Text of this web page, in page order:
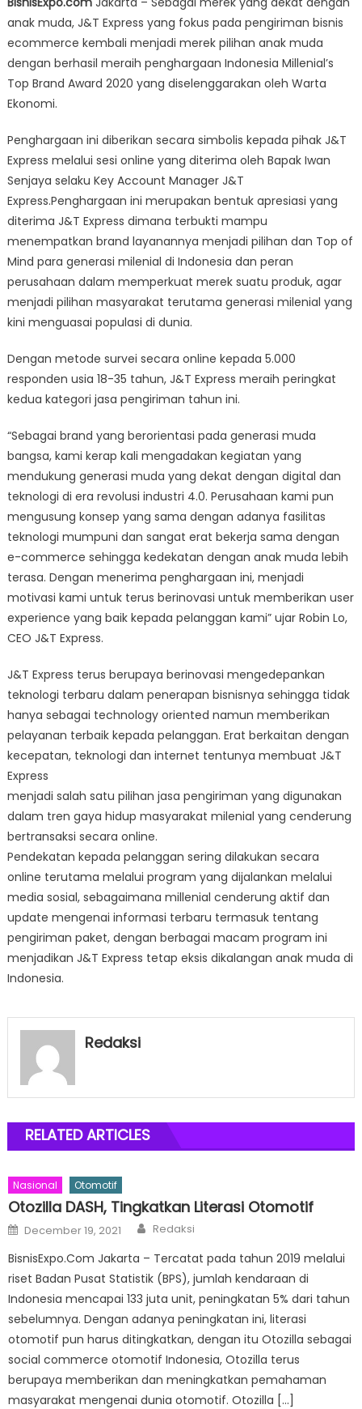
Express
Raih
Penghargaan
Indonesia
Millenial’s
Award
2020
anak muda, J&T Express yang fokus pada pengiriman bisnis
ecommerce kembali menjadi merek pilihan anak muda
dengan berhasil meraih penghargaan Indonesia Millenial’s
Top Brand Award 2020 yang diselenggarakan oleh Warta
Ekonomi.
Penghargaan ini diberikan secara simbolis kepada pihak J&T
Express melalui sesi online yang diterima oleh Bapak Iwan
Senjaya selaku Key Account Manager J&T
Express.Penghargaan ini merupakan bentuk apresiasi yang
diterima J&T Express dimana terbukti mampu
menempatkan brand layanannya menjadi pilihan dan Top of
Mind para generasi milenial di Indonesia dan peran
perusahaan dalam memperkuat merek suatu produk, agar
menjadi pilihan masyarakat terutama generasi milenial yang
kini menguasai populasi di dunia.
Dengan metode survei secara online kepada 5.000
responden usia 18-35 tahun, J&T Express meraih peringkat
kedua kategori jasa pengiriman tahun ini.
“Sebagai brand yang berorientasi pada generasi muda
bangsa, kami kerap kali mengadakan kegiatan yang
mendukung generasi muda yang dekat dengan digital dan
teknologi di era revolusi industri 4.0. Perusahaan kami pun
mengusung konsep yang sama dengan adanya fasilitas
teknologi mumpuni dan sangat erat bekerja sama dengan
e-commerce sehingga kedekatan dengan anak muda lebih
terasa. Dengan menerima penghargaan ini, menjadi
motivasi kami untuk terus berinovasi untuk memberikan user
experience yang baik kepada pelanggan kami” ujar Robin Lo,
CEO J&T Express.
J&T Express terus berupaya berinovasi mengedepankan
teknologi terbaru dalam penerapan bisnisnya sehingga tidak
hanya sebagai technology oriented namun memberikan
pelayanan terbaik kepada pelanggan. Erat berkaitan dengan
kecepatan, teknologi dan internet tentunya membuat J&T
Express
menjadi salah satu pilihan jasa pengiriman yang digunakan
dalam tren gaya hidup masyarakat milenial yang cenderung
bertransaksi secara online.
Pendekatan kepada pelanggan sering dilakukan secara
online terutama melalui program yang dijalankan melalui
media sosial, sebagaimana millenial cenderung aktif dan
update mengenai informasi terbaru termasuk tentang
pengiriman paket, dengan berbagai macam program ini
menjadikan J&T Express tetap eksis dikalangan anak muda di
Indonesia.
Redaksi
RELATED ARTICLES
Nasional Otomotif
Otozilla DASH, Tingkatkan Literasi Otomotif
Posted
on
December 19, 2021 Author
Redaksi
BisnisExpo.Com Jakarta – Tercatat pada tahun 2019 melalui
riset Badan Pusat Statistik (BPS), jumlah kendaraan di
Indonesia mencapai 133 juta unit, peningkatan 5% dari tahun
sebelumnya. Dengan adanya peningkatan ini, literasi
otomotif pun harus ditingkatkan, dengan itu Otozilla sebagai
social commerce otomotif Indonesia, Otozilla terus
berupaya memberikan dan meningkatkan pemahaman
masyarakat mengenai dunia otomotif. Otozilla […]